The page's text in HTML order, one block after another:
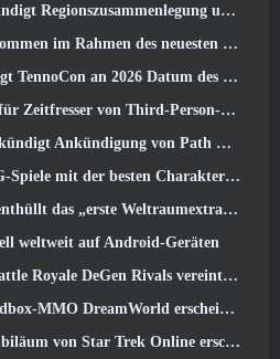
und Serverkonsolidierung an
des neuesten Kooperationsevents nach Fortnite
an 2026 Datum des Ticketverkaufs
von Third-Person-Shootern angekündigt
Ankündigung von Path Of Exile an
mit der besten Charakteranpassung
Weltraumextraktions-Actionspiel“ Star Wrath
weltweit auf Android-Geräten
von denen Sie wahrscheinlich nicht wussten, dass Sie sie kombiniert haben wollten
erscheint im Early Access auf Steam
Online erscheint als Teil des „Corruption“-Updates